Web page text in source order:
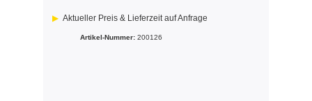
Aktueller Preis & Lieferzeit auf Anfrage
Artikel-Nummer: 200126